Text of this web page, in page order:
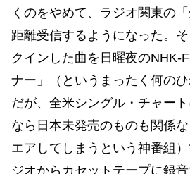
くのをやめて、ラジオ関東の
距離受信するようになった。
クインした曲を日曜夜のNHK-
ナー」（というまったく何の
だが、全米シングル・チャー
なら日本未発売のものも関係
エアしてしまうという神番組
ジオからカセットテープに録